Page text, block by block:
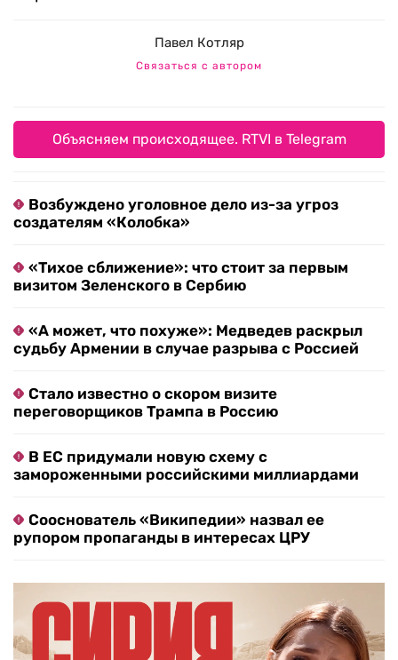
Павел Котляр
Связаться с автором
Объясняем происходящее. RTVI в Telegram
Возбуждено уголовное дело из-за угроз
создателям «Колобка»
«Тихое сближение»: что стоит за первым
визитом Зеленского в Сербию
«А может, что похуже»: Медведев раскрыл
судьбу Армении в случае разрыва с Россией
Стало известно о скором визите
переговорщиков Трампа в Россию
В ЕС придумали новую схему с
замороженными российскими миллиардами
Сооснователь «Википедии» назвал ее
рупором пропаганды в интересах ЦРУ